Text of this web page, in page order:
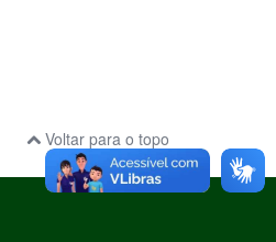
Voltar para o topo